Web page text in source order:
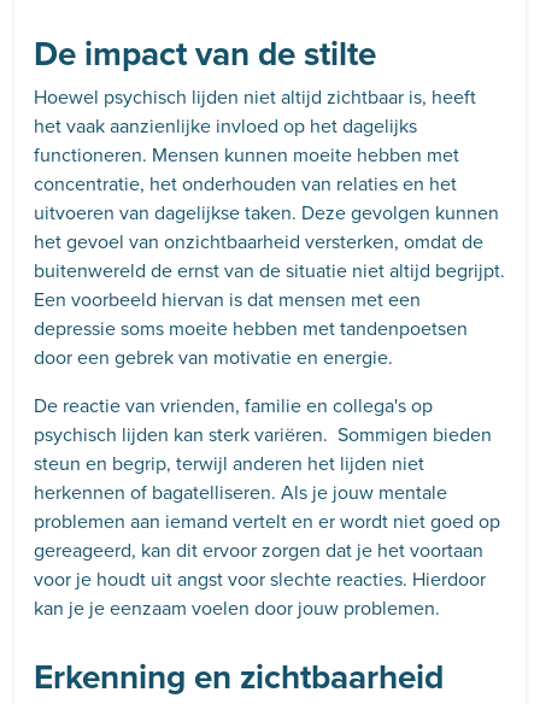
De impact van de stilte
Hoewel psychisch lijden niet altijd zichtbaar is, heeft
het vaak aanzienlijke invloed op het dagelijks
functioneren. Mensen kunnen moeite hebben met
concentratie, het onderhouden van relaties en het
uitvoeren van dagelijkse taken. Deze gevolgen kunnen
het gevoel van onzichtbaarheid versterken, omdat de
buitenwereld de ernst van de situatie niet altijd begrijpt.
Een voorbeeld hiervan is dat mensen met een
depressie soms moeite hebben met tandenpoetsen
door een gebrek van motivatie en energie.
De reactie van vrienden, familie en collega's op
psychisch lijden kan sterk variëren. Sommigen bieden
steun en begrip, terwijl anderen het lijden niet
herkennen of bagatelliseren. Als je jouw mentale
problemen aan iemand vertelt en er wordt niet goed op
gereageerd, kan dit ervoor zorgen dat je het voortaan
voor je houdt uit angst voor slechte reacties. Hierdoor
kan je je eenzaam voelen door jouw problemen.
Erkenning en zichtbaarheid